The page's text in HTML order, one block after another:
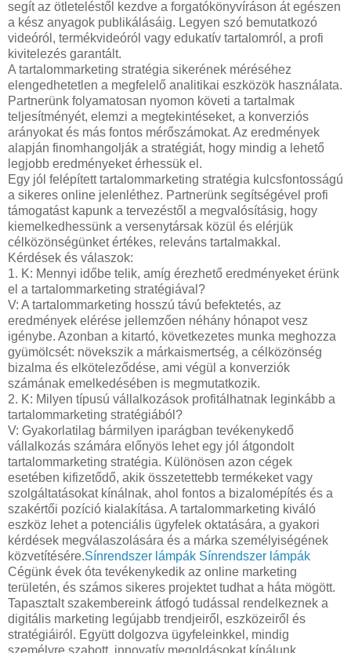
segít az ötleteléstől kezdve a forgatókönyvíráson át egészen
a kész anyagok publikálásáig. Legyen szó bemutatkozó
videóról, termékvideóról vagy edukatív tartalomról, a profi
kivitelezés garantált.
A tartalommarketing stratégia sikerének méréséhez
elengedhetetlen a megfelelő analitikai eszközök használata.
Partnerünk folyamatosan nyomon követi a tartalmak
teljesítményét, elemzi a megtekintéseket, a konverziós
arányokat és más fontos mérőszámokat. Az eredmények
alapján finomhangolják a stratégiát, hogy mindig a lehető
legjobb eredményeket érhessük el.
Egy jól felépített tartalommarketing stratégia kulcsfontosságú
a sikeres online jelenléthez. Partnerünk segítségével profi
támogatást kapunk a tervezéstől a megvalósításig, hogy
kiemelkedhessünk a versenytársak közül és elérjük
célközönségünket értékes, releváns tartalmakkal.
Kérdések és válaszok:
1. K: Mennyi időbe telik, amíg érezhető eredményeket érünk
el a tartalommarketing stratégiával?
V: A tartalommarketing hosszú távú befektetés, az
eredmények elérése jellemzően néhány hónapot vesz
igénybe. Azonban a kitartó, következetes munka meghozza
gyümölcsét: növekszik a márkaismertség, a célközönség
bizalma és elköteleződése, ami végül a konverziók
számának emelkedésében is megmutatkozik.
2. K: Milyen típusú vállalkozások profitálhatnak leginkább a
tartalommarketing stratégiából?
V: Gyakorlatilag bármilyen iparágban tevékenykedő
vállalkozás számára előnyös lehet egy jól átgondolt
tartalommarketing stratégia. Különösen azon cégek
esetében kifizetődő, akik összetettebb termékeket vagy
szolgáltatásokat kínálnak, ahol fontos a bizalomépítés és a
szakértői pozíció kialakítása. A tartalommarketing kiváló
eszköz lehet a potenciális ügyfelek oktatására, a gyakori
kérdések megválaszolására és a márka személyiségének
közvetítésére.Sínrendszer lámpák Sínrendszer lámpák
Cégünk évek óta tevékenykedik az online marketing
területén, és számos sikeres projektet tudhat a háta mögött.
Tapasztalt szakembereink átfogó tudással rendelkeznek a
digitális marketing legújabb trendjeiről, eszközeiről és
stratégiáiról. Együtt dolgozva ügyfeleinkkel, mindig
személyre szabott, innovatív megoldásokat kínálunk,